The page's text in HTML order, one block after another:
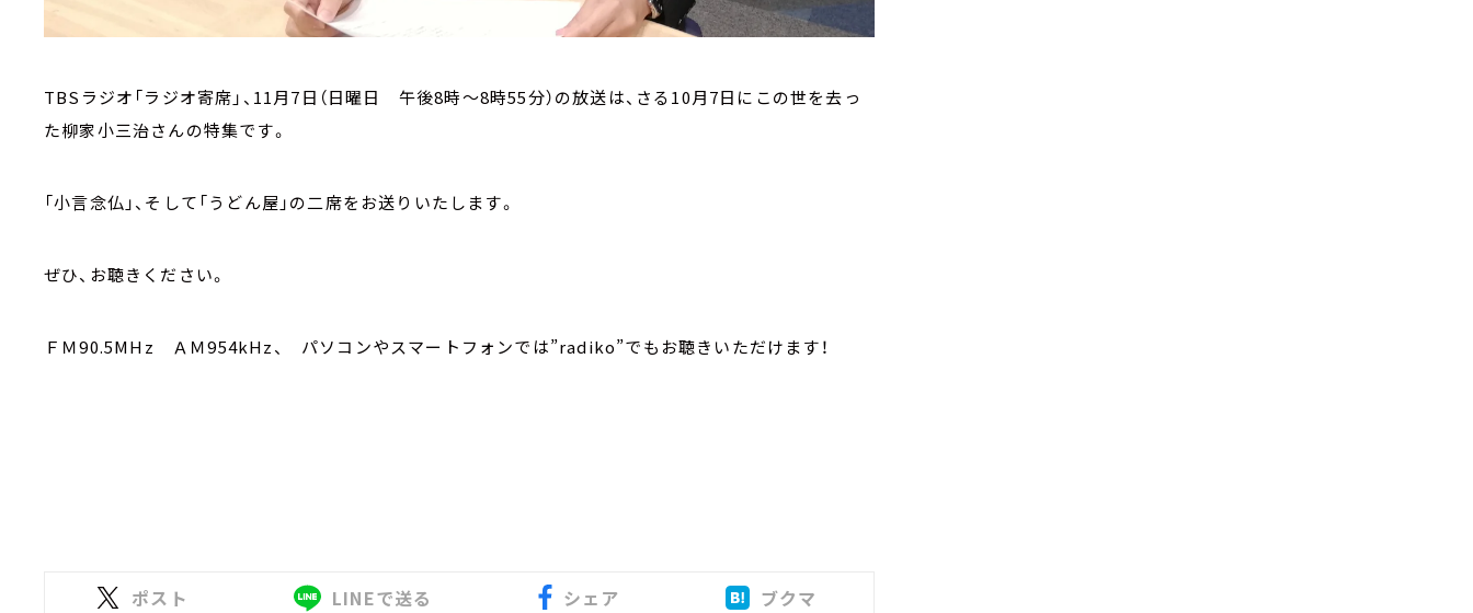
TBSラジオ「ラジオ寄席」、11月7日（日曜日 午後8時～8時55分）の放送は、さる10月7日にこの世を去っ
た柳家小三治さんの特集です。
「小言念仏」、そして「うどん屋」の二席をお送りいたします。
ぜひ、お聴きください。
ＦＭ90.5MHz ＡＭ954kHz、 パソコンやスマートフォンでは”radiko”でもお聴きいただけます！
ポスト LINEで送る シェア ブクマ